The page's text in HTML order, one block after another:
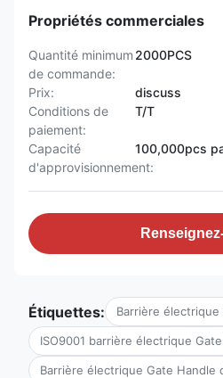
Propriétés commerciales
Quantité minimum
de commande:
2000PCS
Prix:
discuss
Conditions de
paiement:
T/T
Capacité
d'approvisionnement:
100,000pcs
Étiquettes: Barrière
ISO9001 barrière électrique
Barrière électrique Gate Handle